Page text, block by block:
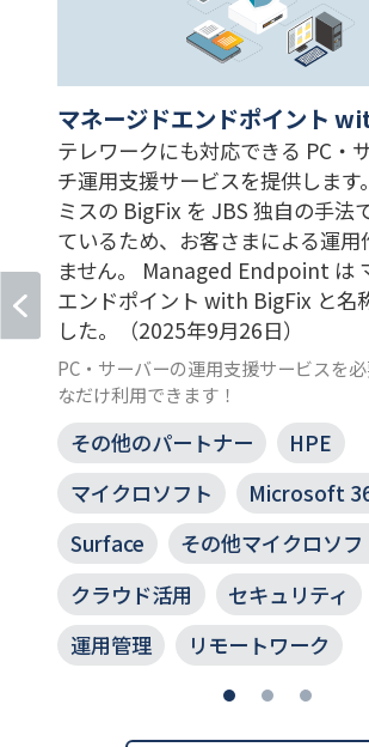
マネージドエンドポイント
テレワークにも対応できる PC・
チ運用支援サービスを提供します
ミスの BigFix を JBS 独自の手法
ているため、お客さまによる運用
ません。 Managed Endpoint は
エンドポイント with BigFix と名
した。（2025年9月26日）
PC・サーバーの運用支援サービスを
なだけ利用できます！
その他のパートナー
HPE
マイクロソフト
Microsoft
Surface
その他マイクロソフ
クラウド活用
セキュリティ
運用管理
リモートワーク